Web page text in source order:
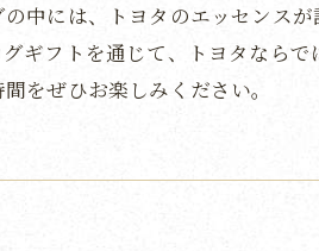
中には、トヨタのエッセンス
ギフトを通じて、トヨタならで
をぜひお楽しみください。